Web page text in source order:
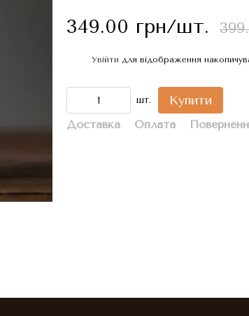
349.00 грн/шт.
Увійти для відображення
шт. Купити
Доставка Оплата